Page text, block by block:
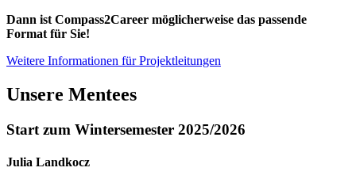
Dann ist Compass2Career möglicherweise das passende
Format für Sie!
Weitere Informationen für Projektleitungen
Unsere Mentees
Start zum Wintersemester 2025/2026
Julia Landkocz